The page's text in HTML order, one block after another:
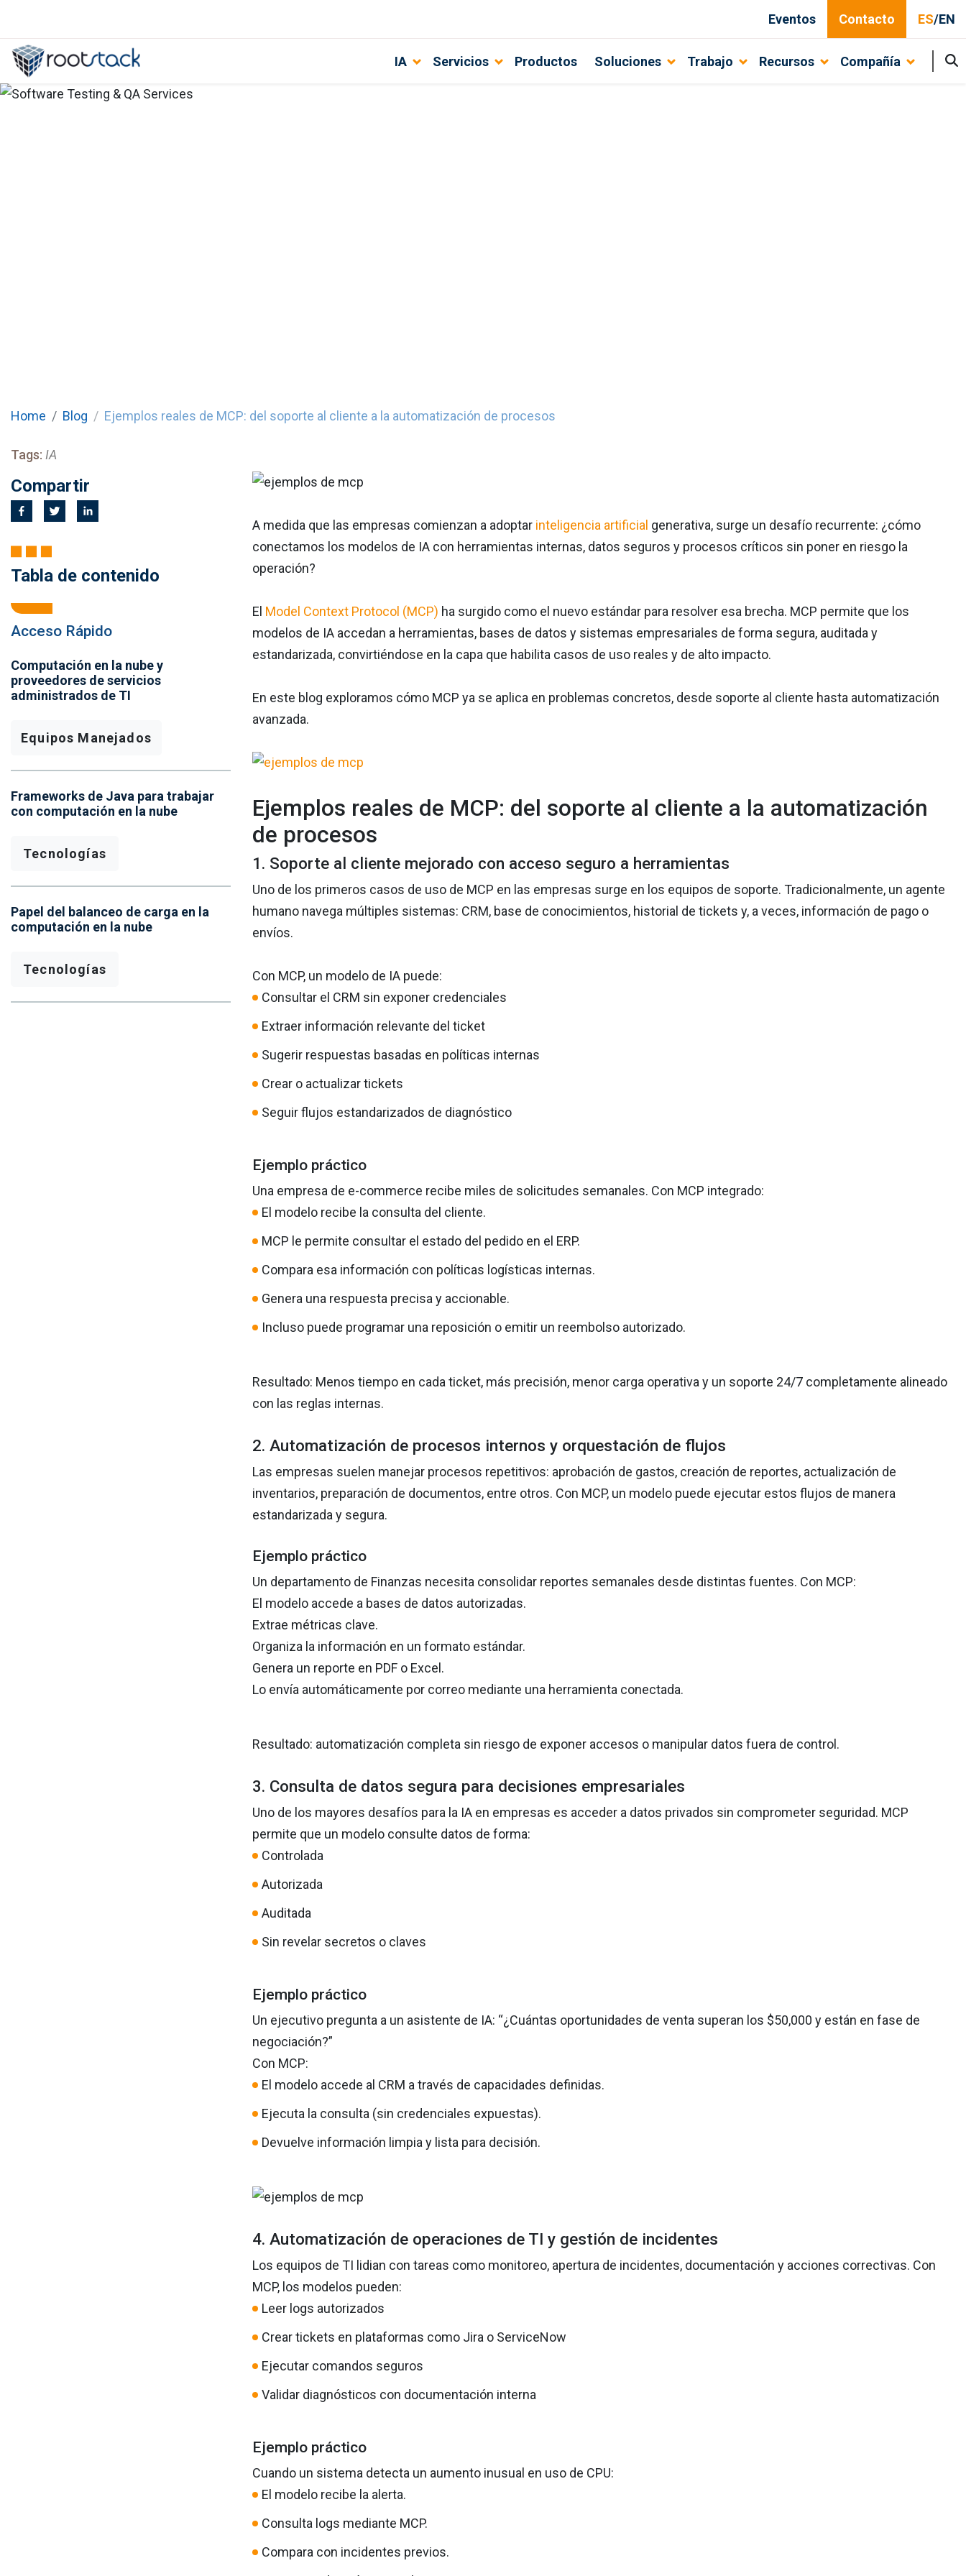
Eventos Contacto ES/EN
IA Servicios Productos Soluciones Trabajo Recursos Compañía
Home Blog Ejemplos reales de MCP: del soporte al cliente a la automatización de procesos
Tags: IA
Compartir
Tabla de contenido
Acceso Rápido
Computación en la nube y
proveedores de servicios
administrados de TI
Equipos Manejados
Frameworks de Java para trabajar
con computación en la nube
Tecnologías
Papel del balanceo de carga en la
computación en la nube
Tecnologías
A medida que las empresas comienzan a adoptar inteligencia artificial generativa, surge un desafío recurrente: ¿cómo
conectamos los modelos de IA con herramientas internas, datos seguros y procesos críticos sin poner en riesgo la
operación?
El Model Context Protocol (MCP) ha surgido como el nuevo estándar para resolver esa brecha. MCP permite que los
modelos de IA accedan a herramientas, bases de datos y sistemas empresariales de forma segura, auditada y
estandarizada, convirtiéndose en la capa que habilita casos de uso reales y de alto impacto.
En este blog exploramos cómo MCP ya se aplica en problemas concretos, desde soporte al cliente hasta automatización
avanzada.
Ejemplos reales de MCP: del soporte al cliente a la automatización
de procesos
1. Soporte al cliente mejorado con acceso seguro a herramientas
Uno de los primeros casos de uso de MCP en las empresas surge en los equipos de soporte. Tradicionalmente, un agente
humano navega múltiples sistemas: CRM, base de conocimientos, historial de tickets y, a veces, información de pago o
envíos.
Con MCP, un modelo de IA puede:
Consultar el CRM sin exponer credenciales
Extraer información relevante del ticket
Sugerir respuestas basadas en políticas internas
Crear o actualizar tickets
Seguir flujos estandarizados de diagnóstico
Ejemplo práctico
Una empresa de e-commerce recibe miles de solicitudes semanales. Con MCP integrado:
El modelo recibe la consulta del cliente.
MCP le permite consultar el estado del pedido en el ERP.
Compara esa información con políticas logísticas internas.
Genera una respuesta precisa y accionable.
Incluso puede programar una reposición o emitir un reembolso autorizado.
Resultado: Menos tiempo en cada ticket, más precisión, menor carga operativa y un soporte 24/7 completamente alineado
con las reglas internas.
2. Automatización de procesos internos y orquestación de flujos
Las empresas suelen manejar procesos repetitivos: aprobación de gastos, creación de reportes, actualización de
inventarios, preparación de documentos, entre otros. Con MCP, un modelo puede ejecutar estos flujos de manera
estandarizada y segura.
Ejemplo práctico
Un departamento de Finanzas necesita consolidar reportes semanales desde distintas fuentes. Con MCP:
El modelo accede a bases de datos autorizadas.
Extrae métricas clave.
Organiza la información en un formato estándar.
Genera un reporte en PDF o Excel.
Lo envía automáticamente por correo mediante una herramienta conectada.
Resultado: automatización completa sin riesgo de exponer accesos o manipular datos fuera de control.
3. Consulta de datos segura para decisiones empresariales
Uno de los mayores desafíos para la IA en empresas es acceder a datos privados sin comprometer seguridad. MCP
permite que un modelo consulte datos de forma:
Controlada
Autorizada
Auditada
Sin revelar secretos o claves
Ejemplo práctico
Un ejecutivo pregunta a un asistente de IA: “¿Cuántas oportunidades de venta superan los $50,000 y están en fase de
negociación?”
Con MCP:
El modelo accede al CRM a través de capacidades definidas.
Ejecuta la consulta (sin credenciales expuestas).
Devuelve información limpia y lista para decisión.
4. Automatización de operaciones de TI y gestión de incidentes
Los equipos de TI lidian con tareas como monitoreo, apertura de incidentes, documentación y acciones correctivas. Con
MCP, los modelos pueden:
Leer logs autorizados
Crear tickets en plataformas como Jira o ServiceNow
Ejecutar comandos seguros
Validar diagnósticos con documentación interna
Ejemplo práctico
Cuando un sistema detecta un aumento inusual en uso de CPU:
El modelo recibe la alerta.
Consulta logs mediante MCP.
Compara con incidentes previos.